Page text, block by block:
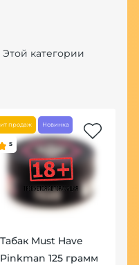
Этой категории
продаж Новинка
5
Табак Must Have
Pinkman 125 грамм